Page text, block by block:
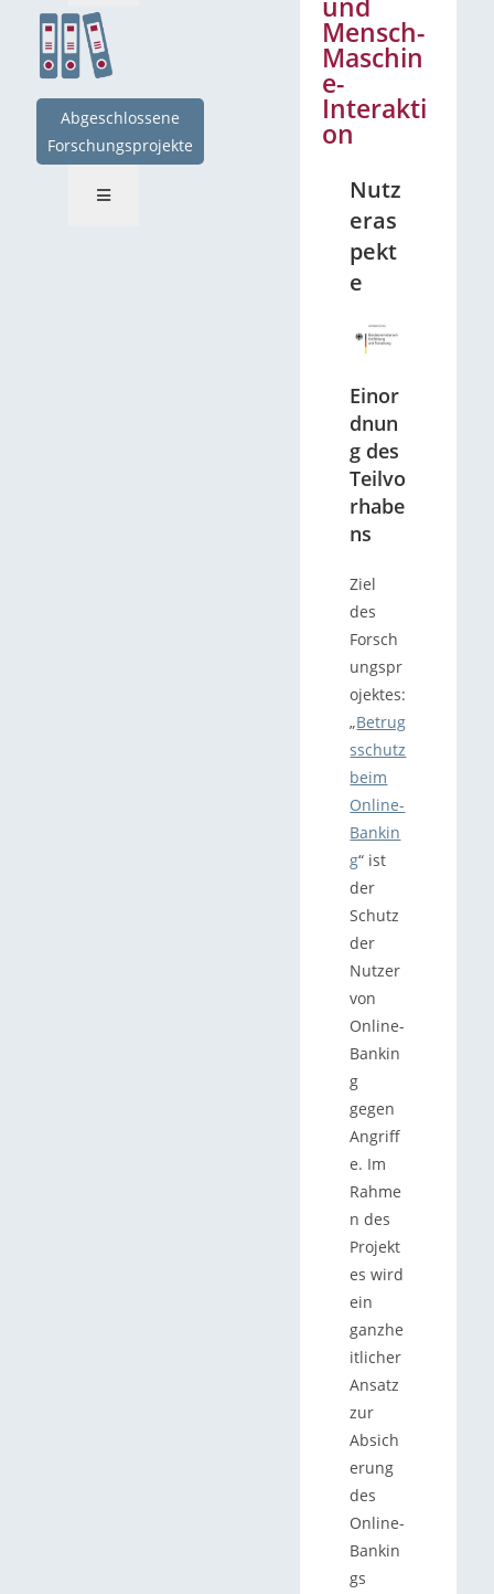
Abgeschlossene
Forschungsprojekte
Mensch-
Maschin
e-
Interakti
on
Nutz
eras
pekt
e
Einor
dnun
g des
Teilvo
rhabe
ns
Ziel
des
Forsch
ungspr
ojektes:
„Betrug
sschutz
beim
Online-
Bankin
g“ ist
der
Schutz
der
Nutzer
von
Online-
Bankin
g
gegen
Angriff
e. Im
Rahme
n des
Projekt
es wird
ein
ganzhe
itlicher
Ansatz
zur
Absich
erung
des
Online-
Bankin
gs